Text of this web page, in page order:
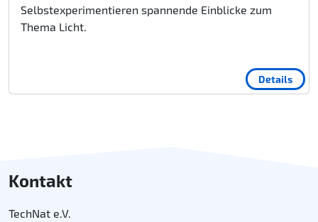
Selbstexperimentieren spannende Einblicke zum
Thema Licht.
Details
Kontakt
TechNat e.V.